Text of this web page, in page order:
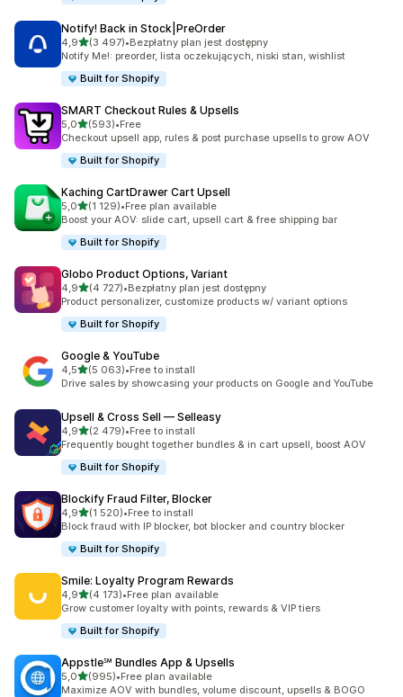
Notify! Back in Stock|PreOrder
4,9na 5 gwiazdek
(3 497)
Łączna liczba recenzji: 3497
•Bezpłatny plan jest dostępny
Notify Me!: preorder, lista oczekujących, niski stan, wishlist
Built for Shopify
SMART Checkout Rules & Upsells
5,0na 5 gwiazdek
(593)
Łączna liczba recenzji: 593
•Free
Checkout upsell app, rules & post purchase upsells to grow AOV
Built for Shopify
Kaching CartDrawer Cart Upsell
5,0na 5 gwiazdek
(1 129)
Łączna liczba recenzji: 1129
•Free plan available
Boost your AOV: slide cart, upsell cart & free shipping bar
Built for Shopify
Globo Product Options, Variant
4,9na 5 gwiazdek
(4 727)
Łączna liczba recenzji: 4727
•Bezpłatny plan jest dostępny
Product personalizer, customize products w/ variant options
Built for Shopify
Google & YouTube
4,5na 5 gwiazdek
(5 063)
Łączna liczba recenzji: 5063
•Free to install
Drive sales by showcasing your products on Google and YouTube
Upsell & Cross Sell — Selleasy
4,9na 5 gwiazdek
(2 479)
Łączna liczba recenzji: 2479
•Free to install
Frequently bought together bundles & in cart upsell, boost AOV
Built for Shopify
Blockify Fraud Filter, Blocker
4,9na 5 gwiazdek
(1 520)
Łączna liczba recenzji: 1520
•Free to install
Block fraud with IP blocker, bot blocker and country blocker
Built for Shopify
Smile: Loyalty Program Rewards
4,9na 5 gwiazdek
(4 173)
Łączna liczba recenzji: 4173
•Free plan available
Grow customer loyalty with points, rewards & VIP tiers
Built for Shopify
Appstle℠ Bundles App & Upsells
5,0na 5 gwiazdek
(995)
Łączna liczba recenzji: 995
•Free plan available
Maximize AOV with bundles, volume discount, upsells & BOGO